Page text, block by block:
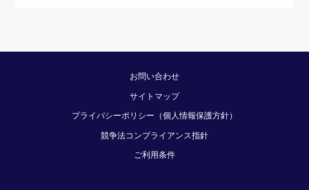
お問い合わせ
サイトマップ
プライバシーポリシー（個人情報保護方針）
競争法コンプライアンス指針
ご利用条件